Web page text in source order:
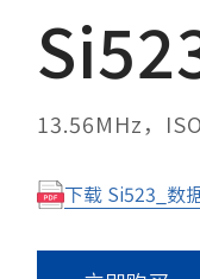
13.56MHz，
下载 Si523_数